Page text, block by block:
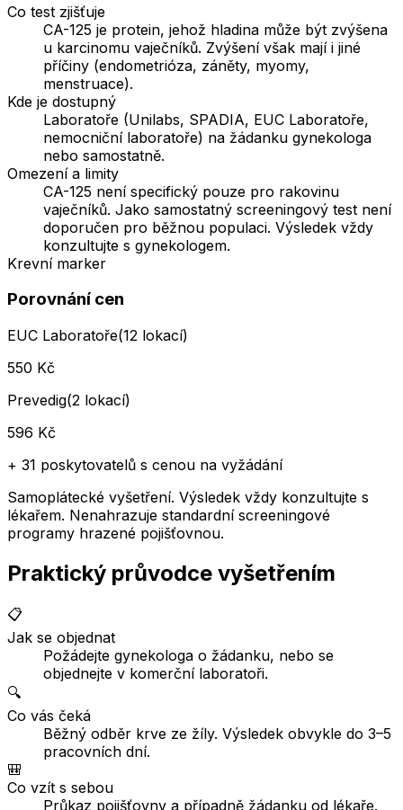
Co test zjišťuje
CA-125 je protein, jehož hladina může být zvýšena
u karcinomu vaječníků. Zvýšení však mají i jiné
příčiny (endometrióza, záněty, myomy,
menstruace).
Kde je dostupný
Laboratoře (Unilabs, SPADIA, EUC Laboratoře,
nemocniční laboratoře) na žádanku gynekologa
nebo samostatně.
Omezení a limity
CA-125 není specifický pouze pro rakovinu
vaječníků. Jako samostatný screeningový test není
doporučen pro běžnou populaci. Výsledek vždy
konzultujte s gynekologem.
Krevní marker
Porovnání cen
EUC Laboratoře(12 lokací)
550 Kč
Prevedig(2 lokací)
596 Kč
+ 31 poskytovatelů s cenou na vyžádání
Samoplátecké vyšetření. Výsledek vždy konzultujte s
lékařem. Nenahrazuje standardní screeningové
programy hrazené pojišťovnou.
Praktický průvodce vyšetřením
📋
Jak se objednat
Požádejte gynekologa o žádanku, nebo se
objednejte v komerční laboratoři.
🔍
Co vás čeká
Běžný odběr krve ze žíly. Výsledek obvykle do 3–5
pracovních dní.
🎒
Co vzít s sebou
Průkaz pojišťovny a případně žádanku od lékaře.